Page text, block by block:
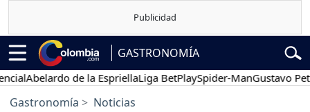
GASTRONOMÍA
Abelardo de la EspriellaLiga BetPlaySpider-ManGustavo Petro
Gastronomía Noticias